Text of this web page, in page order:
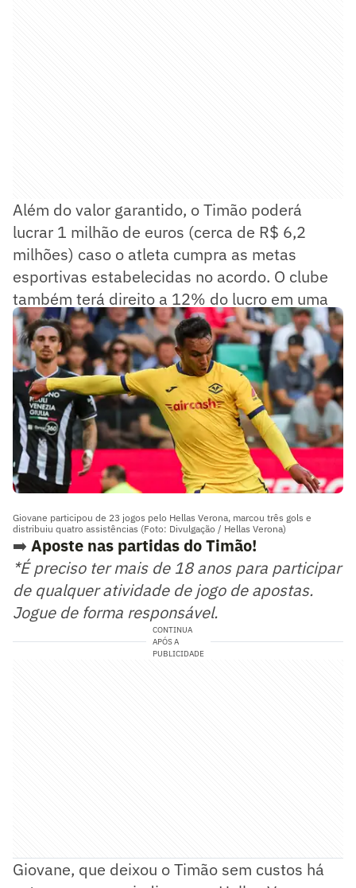
Além do valor garantido, o Timão poderá
lucrar 1 milhão de euros (cerca de R$ 6,2
milhões) caso o atleta cumpra as metas
esportivas estabelecidas no acordo. O clube
também terá direito a 12% do lucro em uma
eventual futura venda realizada pelo Torino.
Giovane participou de 23 jogos pelo Hellas Verona, marcou três gols e
distribuiu quatro assistências (Foto: Divulgação / Hellas Verona)
➡️ Aposte nas partidas do Timão!
*É preciso ter mais de 18 anos para participar
de qualquer atividade de jogo de apostas.
Jogue de forma responsável.
CONTINUA
APÓS A
PUBLICIDADE
Giovane, que deixou o Timão sem custos há